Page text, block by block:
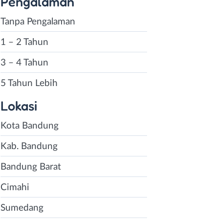
Tanpa Pengalaman
1 – 2 Tahun
3 – 4 Tahun
5 Tahun Lebih
Lokasi
Kota Bandung
Kab. Bandung
Bandung Barat
Cimahi
Sumedang